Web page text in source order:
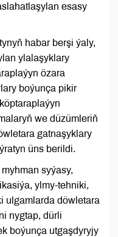
esasy
habar berşi ýaly,
ylalaşyklary
özara
boýunça pikir
we düzümleriň
gatnaşyklary
üns berildi.
syýasy,
ylmy-tehniki,
ulgamlarda döwletara
nygtap, dürli
boýunça utgaşdyryjy